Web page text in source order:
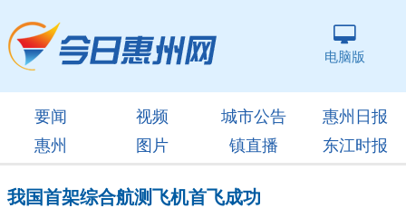
电脑版
要闻 视频 城市公告
惠州日报
惠州
图片 镇直播 东江时报
我国首架综合航测飞机首飞成功